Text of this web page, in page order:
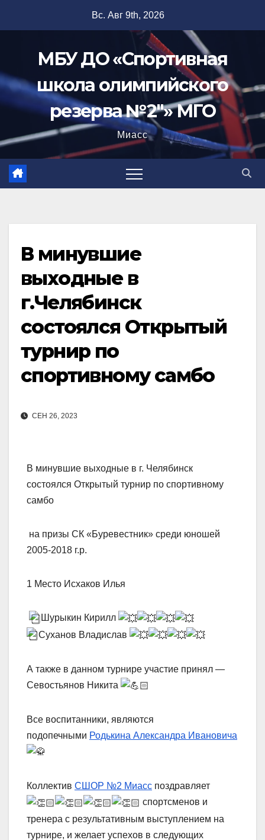
Вс. Авг 9th, 2026
МБУ ДО «Спортивная
школа олимпийского
резерва №2"» МГО
Миасс
В минувшие
выходные в
г.Челябинск
состоялся Открытый
турнир по
спортивному самбо
СЕН 26, 2023
В минувшие выходные в г. Челябинск
состоялся Открытый турнир по спортивному
самбо
на призы СК «Буревестник» среди юношей
2005-2018 г.р.
1 Место Исхаков Илья
Шурыкин Кирилл
Суханов Владислав
А также в данном турнире участие принял —
Севостьянов Никита
Все воспитанники, являются
подопечными Родькина Александра Ивановича
Коллектив СШОР №2 Миасс поздравляет
спортсменов и
тренера с результативным выступлением на
турнире, и желает успехов в следующих